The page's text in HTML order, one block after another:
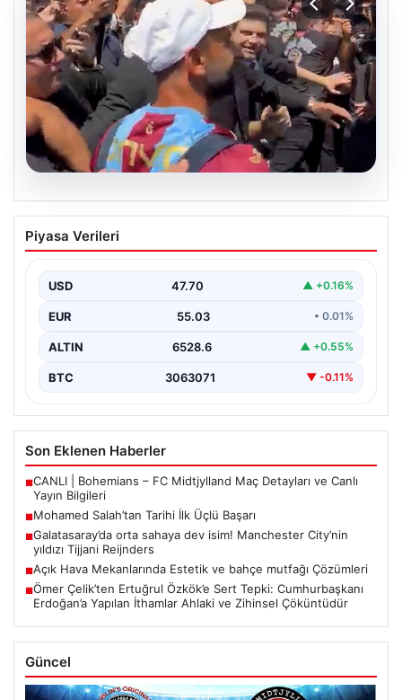
Mohamed Salah’tan Tarihi İlk Üçlü
Başarı
önemli bir dönüm noktasına imza attı. Takımının
hücum…
Piyasa Verileri
USD 47.70 ▲ +0.16%
EUR 55.03 • 0.01%
ALTIN 6528.6 ▲ +0.55%
BTC 3063071 ▼ -0.11%
Son Eklenen Haberler
■CANLI | Bohemians – FC Midtjylland Maç Detayları ve Canlı
Yayın Bilgileri
■Mohamed Salah’tan Tarihi İlk Üçlü Başarı
■Galatasaray’da orta sahaya dev isim! Manchester City’nin
yıldızı Tijjani Reijnders
■Açık Hava Mekanlarında Estetik ve bahçe mutfağı Çözümleri
■Ömer Çelik’ten Ertuğrul Özkök’e Sert Tepki: Cumhurbaşkanı
Erdoğan’a Yapılan İthamlar Ahlaki ve Zihinsel Çöküntüdür
Güncel